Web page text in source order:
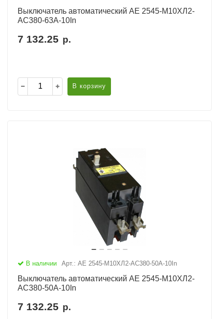
Выключатель автоматический АЕ 2545-М10ХЛ2-
AC380-63А-10In
7 132.25 р.
В корзину
В наличии Арт.: АЕ 2545-М10ХЛ2-AC380-50А-10In
Выключатель автоматический АЕ 2545-М10ХЛ2-
AC380-50А-10In
7 132.25 р.